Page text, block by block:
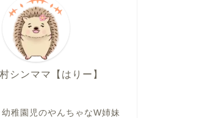
シンママ【はりー】
稚園児のやんちゃなW姉妹